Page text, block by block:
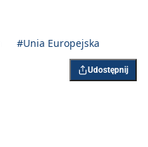
#Unia Europejska
Udostępnij